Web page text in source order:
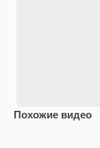
Похожие видео